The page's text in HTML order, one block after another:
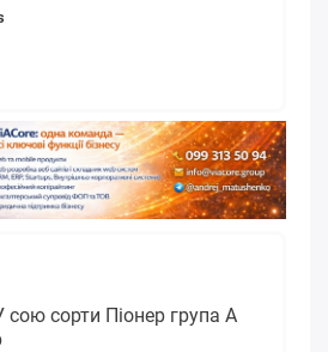
сорти Піонер група А